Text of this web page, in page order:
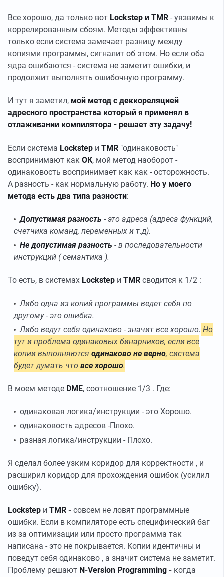
Все хорошо, да только вот Lockstep и TMR - уязвимы к
коррелированным сбоям. Методы эффективны
только если система замечает разницу между
копиями программы, сигналит об этом. Но если оба
ядра ошибаются - система не заметит ошибки, и
продолжит выполнять ошибочную программу.
И тут я заметил, мой метод с деккореляцией
адресного пространства который я применял в
отлаживании компилятора - решает эту задачу!
Если система Lockstep и TMR "одинаковость"
воспринимают как ОК, мой метод наоборот -
одинаковость воспринимает как как - осторожность.
А разность - как нормальную работу. Но у моего
метода есть два типа разности:
Допустимая разность - это адреса (адреса функций,
счетчика команд, переменных и т.д).
Не допустимая разность - в последовательности
инструкций ( семантика ).
То есть, в системах Lockstep и TMR сводится к 1/2 :
Либо одна из копий программы ведет себя по
другому - это ошибка.
Либо ведут себя одинаково - значит все хорошо. Но
тут и проблема одинаковых бинарников, если все
копии выполняются одинаково не верно, система
будет думать что все хорошо.
В моем методе DME, соотношение 1/3 . Где:
одинаковая логика/инструкции - это Хорошо.
одинаковость адресов -Плохо.
разная логика/инструкции - Плохо.
Я сделал более узким коридор для корректности , и
расширил коридор для прохождения ошибок (усилил
ошибку).
Lockstep и TMR - совсем не ловят программные
ошибки. Если в компиляторе есть специфический баг
из за оптимизации или просто программа так
написана - это не покрывается. Копии идентичны и
поведут себя одинаково , а значит система не заметит.
Проблему решают N-Version Programming - когда